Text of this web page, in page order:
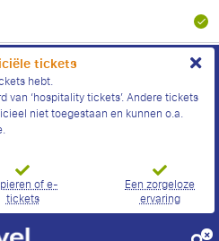
tickets
hebt.
van ‘hospitality tickets’. Andere tickets
niet toegestaan en kunnen o.a.
of e-
tickets
Een zorgeloze
ervaring